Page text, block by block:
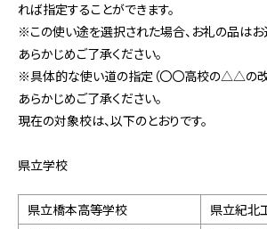
れば指定することができます。
※この使い途を選択された場合、お礼の品はお
あらかじめご了承ください。
※具体的な使い道の指定（〇〇高校の△△の改
あらかじめご了承ください。
現在の対象校は、以下のとおりです。
県立学校
県立橋本高等学校
県立紀北